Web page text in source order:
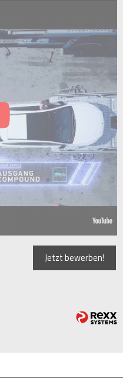
Jetzt bewerben!